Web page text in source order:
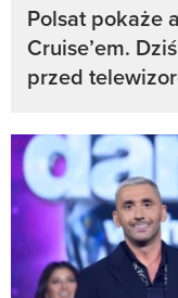
Polsat pokaże
Cruise’em.
przed